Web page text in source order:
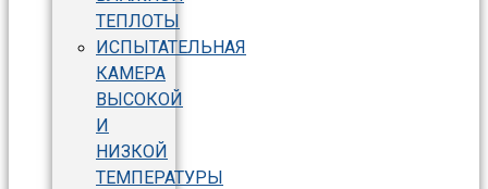
ТЕПЛОТЫ
ИСПЫТАТЕЛЬНАЯ
КАМЕРА
ВЫСОКОЙ
И
НИЗКОЙ
ТЕМПЕРАТУРЫ